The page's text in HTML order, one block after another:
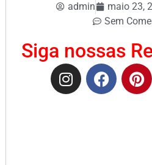
admin maio 23,
Sem
Siga nossas